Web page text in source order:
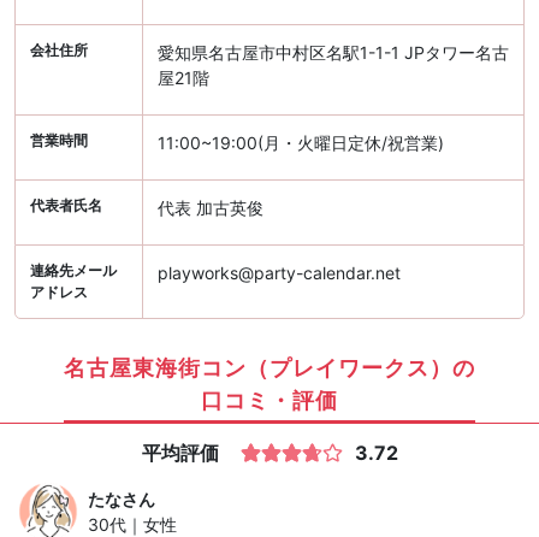
会社住所
愛知県名古屋市中村区名駅1-1-1 JPタワー名古
屋21階
営業時間 11:00~19:00(月・火曜日定休/祝営業)
代表者氏名 代表 加古英俊
連絡先メール
アドレス
playworks@party-calendar.net
名古屋東海街コン（プレイワークス）の
口コミ・評価
平均評価 3.72
たなさん
30代｜女性